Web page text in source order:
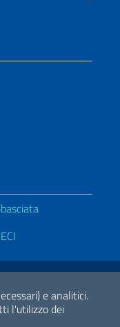
e analitici.
l'utilizzo dei